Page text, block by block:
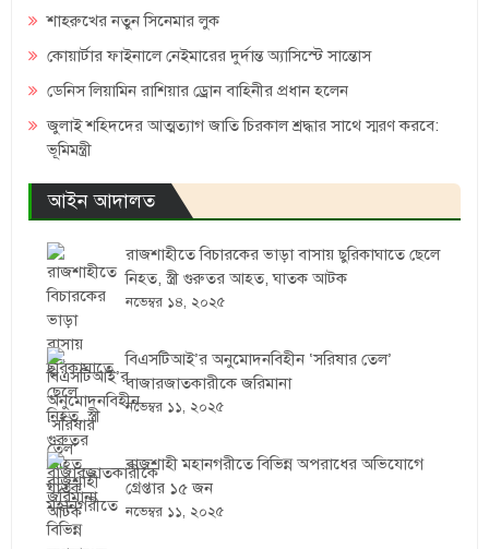
শাহরুখের নতুন সিনেমার লুক
কোয়ার্টার ফাইনালে নেইমারের দুর্দান্ত অ্যাসিস্টে সান্তোস
ডেনিস লিয়ামিন রাশিয়ার ড্রোন বাহিনীর প্রধান হলেন
জুলাই শহিদদের আত্মত্যাগ জাতি চিরকাল শ্রদ্ধার সাথে স্মরণ করবে:
ভূমিমন্ত্রী
আইন আদালত
রাজশাহীতে বিচারকের ভাড়া বাসায় ছুরিকাঘাতে ছেলে
নিহত, স্ত্রী গুরুতর আহত, ঘাতক আটক
নভেম্বর ১৪, ২০২৫
বিএসটিআই’র অনুমোদনবিহীন ‘সরিষার তেল’
বাজারজাতকারীকে জরিমানা
নভেম্বর ১১, ২০২৫
রাজশাহী মহানগরীতে বিভিন্ন অপরাধের অভিযোগে
গ্রেপ্তার ১৫ জন
নভেম্বর ১১, ২০২৫